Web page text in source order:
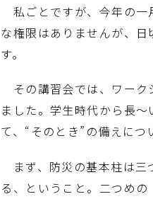
私ごとですが、今年の一
な権限はありませんが、
す。
その講習会では、ワーク
ました。学生時代から長
て、“そのとき”の備えにつ
まず、防災の基本柱は
る、ということ。二つめ